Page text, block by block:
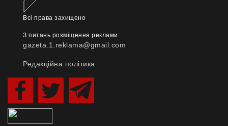
Всі права захищено
З питань розміщення реклами:
gazeta.1.reklama@gmail.com
Редакційна політика